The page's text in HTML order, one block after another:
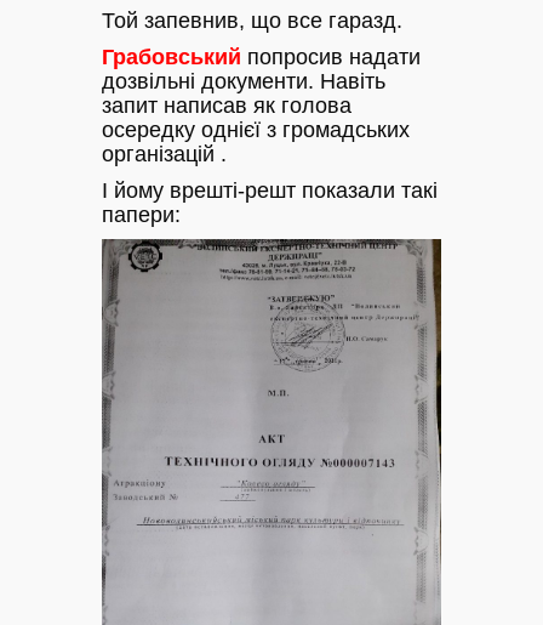
Той запевнив, що все гаразд.
Грабовський попросив надати
дозвільні документи. Навіть
запит написав як голова
осередку однієї з громадських
організацій .
І йому врешті-решт показали такі
папери: